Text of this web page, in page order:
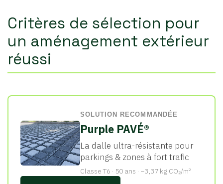
Critères de sélection pour
un aménagement extérieur
réussi
SOLUTION RECOMMANDÉE
Purple PAVÉ®
La dalle ultra-résistante pour
parkings & zones à fort trafic
Classe T6 · 50 ans · −3,37 kg CO₂/m²